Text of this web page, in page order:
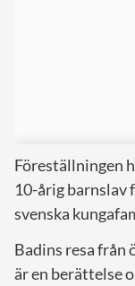
Föreställningen
10-årig barnslav
svenska
Badins resa från
är en berättelse